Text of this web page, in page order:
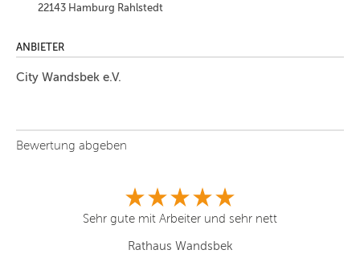
22143 Hamburg Rahlstedt
ANBIETER
City Wandsbek e.V.
Bewertung abgeben
Sehr gute mit Arbeiter und sehr nett
Rathaus Wandsbek